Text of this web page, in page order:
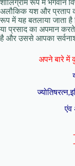
शालिग्राम रूप में भगवान
अलौकिक यश और प्रताप
रूप में यह बतलाया जाता
या प्रसाद का अपमान करते
है और उससे आपका
अपने बारे में
एंव